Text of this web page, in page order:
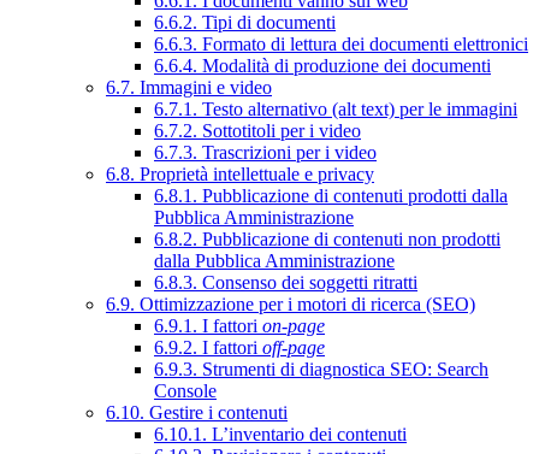
6.6.2. Tipi di documenti
6.6.3. Formato di lettura dei documenti elettronici
6.6.4. Modalità di produzione dei documenti
6.7. Immagini e video
6.7.1. Testo alternativo (alt text) per le immagini
6.7.2. Sottotitoli per i video
6.7.3. Trascrizioni per i video
6.8. Proprietà intellettuale e privacy
6.8.1. Pubblicazione di contenuti prodotti dalla
Pubblica Amministrazione
6.8.2. Pubblicazione di contenuti non prodotti
dalla Pubblica Amministrazione
6.8.3. Consenso dei soggetti ritratti
6.9. Ottimizzazione per i motori di ricerca (SEO)
6.9.1. I fattori on-page
6.9.2. I fattori off-page
6.9.3. Strumenti di diagnostica SEO: Search
Console
6.10. Gestire i contenuti
6.10.1. L’inventario dei contenuti